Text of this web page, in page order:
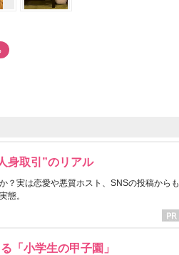
身取引”のリアル
？実は恋愛や悪質ホスト、SNSの投稿からも
態。
「小学生の甲子園」